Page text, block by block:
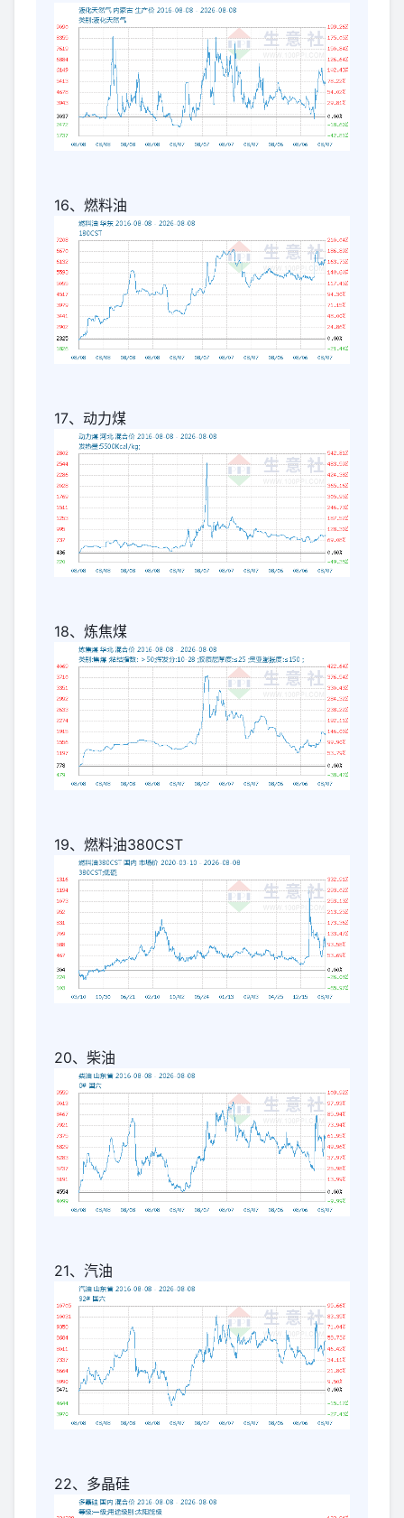
16、燃料油
17、动力煤
18、炼焦煤
19、燃料油380CST
20、柴油
21、汽油
22、多晶硅